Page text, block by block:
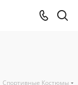
Спортивные Костюмы